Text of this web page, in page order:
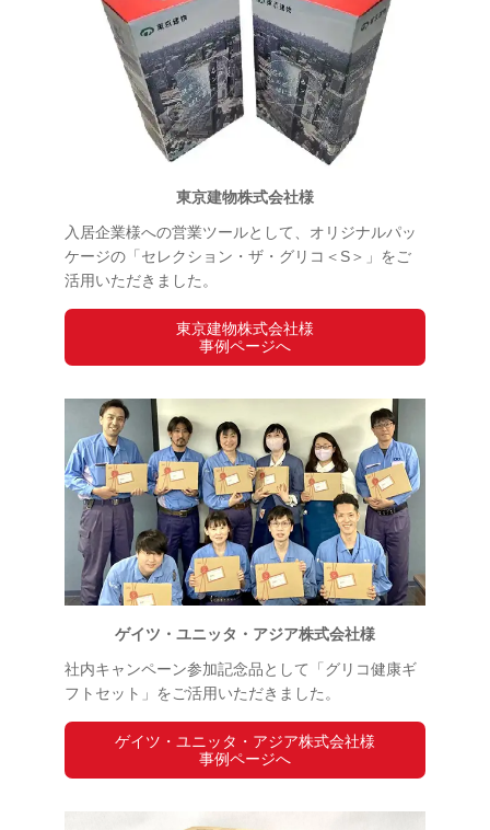
東京建物株式会社様
入居企業様への営業ツールとして、オリジナルパッ
ケージの「セレクション・ザ・グリコ＜S＞」をご
活用いただきました。
東京建物株式会社様
事例ページへ
ゲイツ・ユニッタ・アジア株式会社様
社内キャンペーン参加記念品として「グリコ健康ギ
フトセット」をご活用いただきました。
ゲイツ・ユニッタ・アジア株式会社様
事例ページへ